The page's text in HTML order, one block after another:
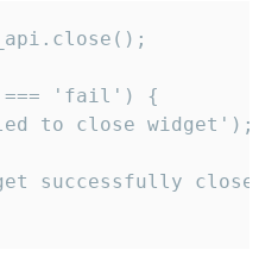
=== 'fail') {
to close widget');
successfully